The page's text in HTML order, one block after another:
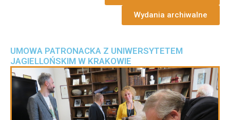
Wydania archiwalne
UMOWA PATRONACKA Z UNIWERSYTETEM
JAGIELLOŃSKIM W KRAKOWIE